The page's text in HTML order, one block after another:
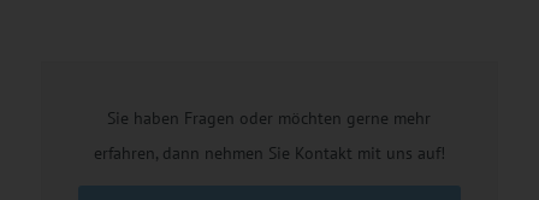
Sie haben Fragen oder möchten gerne mehr
erfahren, dann nehmen Sie Kontakt mit uns auf!